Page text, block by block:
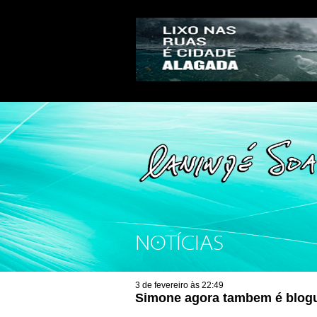
NOTÍCIAS
3 de fevereiro às 22:49
Simone agora tambem é